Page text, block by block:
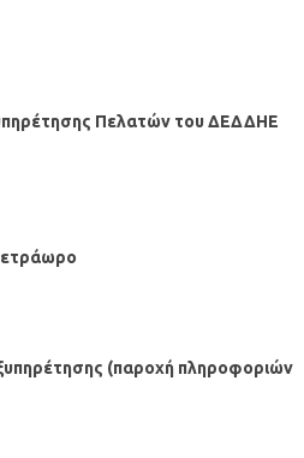
Πελατών του ΔΕΔΔΗΕ
(παροχή πληροφοριών